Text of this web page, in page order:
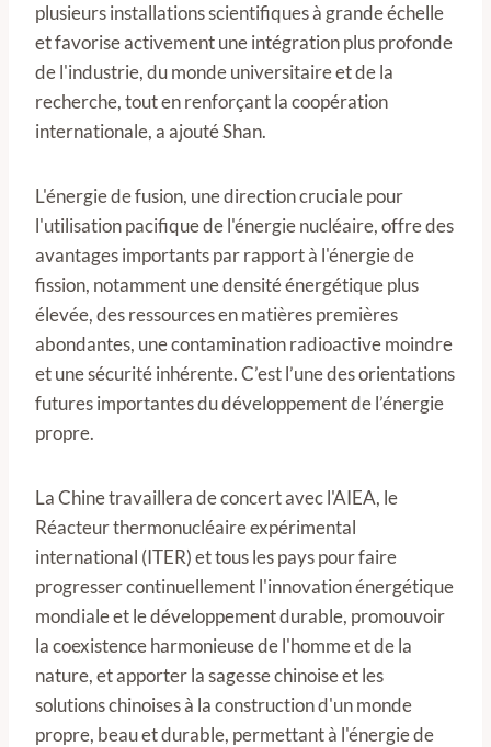
plusieurs installations scientifiques à grande échelle
et favorise activement une intégration plus profonde
de l'industrie, du monde universitaire et de la
recherche, tout en renforçant la coopération
internationale, a ajouté Shan.
L'énergie de fusion, une direction cruciale pour
l'utilisation pacifique de l'énergie nucléaire, offre des
avantages importants par rapport à l'énergie de
fission, notamment une densité énergétique plus
élevée, des ressources en matières premières
abondantes, une contamination radioactive moindre
et une sécurité inhérente. C’est l’une des orientations
futures importantes du développement de l’énergie
propre.
La Chine travaillera de concert avec l'AIEA, le
Réacteur thermonucléaire expérimental
international (ITER) et tous les pays pour faire
progresser continuellement l'innovation énergétique
mondiale et le développement durable, promouvoir
la coexistence harmonieuse de l'homme et de la
nature, et apporter la sagesse chinoise et les
solutions chinoises à la construction d'un monde
propre, beau et durable, permettant à l'énergie de